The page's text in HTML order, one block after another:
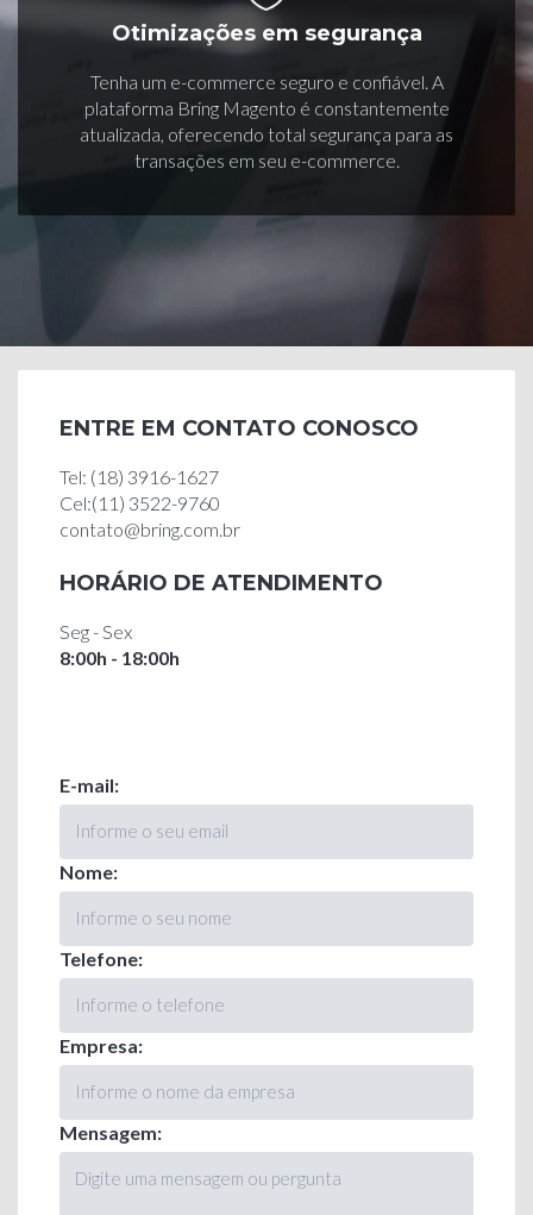
Otimizações em segurança
Tenha um e-commerce seguro e confiável. A
plataforma Bring Magento é constantemente
atualizada, oferecendo total segurança para as
transações em seu e-commerce.
ENTRE EM CONTATO CONOSCO
Tel: (18) 3916-1627
Cel:(11) 3522-9760
contato@bring.com.br
HORÁRIO DE ATENDIMENTO
Seg - Sex
8:00h - 18:00h
E-mail:
Nome:
Telefone:
Empresa:
Mensagem: